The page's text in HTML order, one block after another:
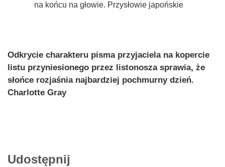
na końcu na głowie. Przysłowie japońskie
Odkrycie charakteru pisma przyjaciela na kopercie
listu przyniesionego przez listonosza sprawia, że
słońce rozjaśnia najbardziej pochmurny dzień.
Charlotte Gray
Udostępnij